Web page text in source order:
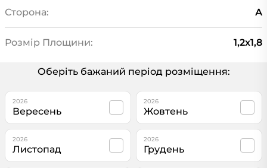
Сторона: А
Розмір Площини: 1,2x1,8
Оберіть бажаний період розміщення:
2026
Вересень
2026
Жовтень
2026
Листопад
2026
Грудень